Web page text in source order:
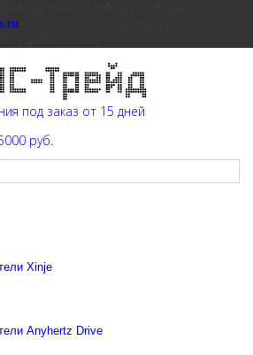
под заказ от 15 дней
руб.
Xinje
Anyhertz Drive